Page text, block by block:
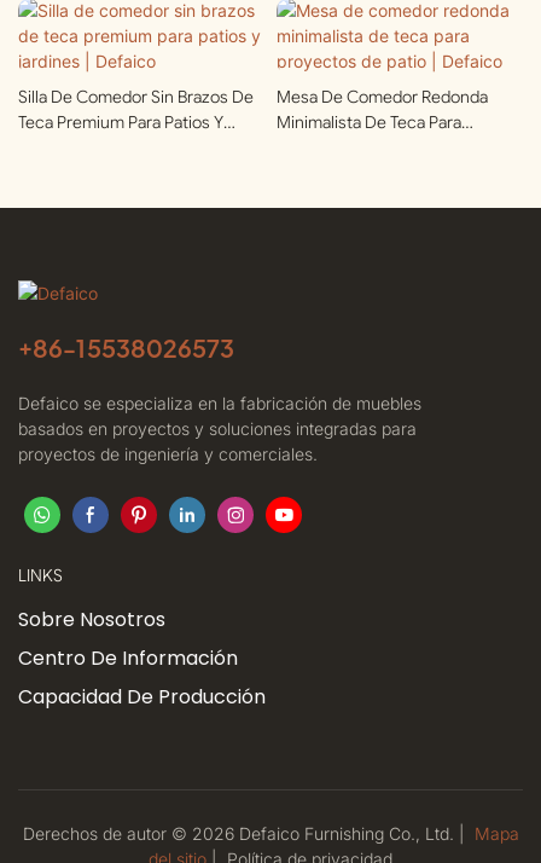
Silla De Comedor Sin Brazos De
Teca Premium Para Patios Y
Mesa De Comedor Redonda
Minimalista De Teca Para
+86-15538026573
Defaico se especializa en la fabricación de muebles
basados ​​en proyectos y soluciones integradas para
proyectos de ingeniería y comerciales.
LINKS
Sobre Nosotros
Centro De Información
Capacidad De Producción
Derechos de autor © 2026 Defaico Furnishing Co., Ltd. |
Mapa
del sitio
Política de privacidad